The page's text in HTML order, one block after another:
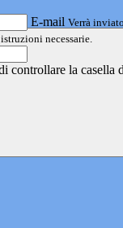
E-mail Verrà
necessarie.
controllare la casella